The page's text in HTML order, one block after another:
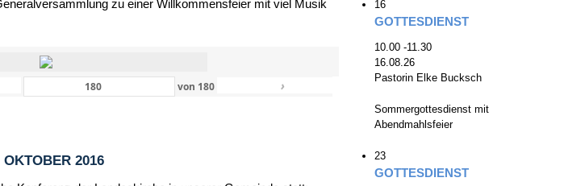
zu einer Willkommensfeier mit viel Musik
von 180 › »
OKTOBER 2016
16
GOTTESDIENST
10.00 -11.30
16.08.26
Pastorin Elke Bucksch
Sommergottesdienst mit
Abendmahlsfeier
23
GOTTESDIENST